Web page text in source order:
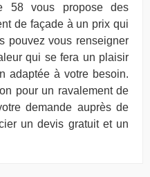
58 vous propose des
de façade à un prix qui
pouvez vous renseigner
qui se fera un plaisir
adaptée à votre besoin.
pour un ravalement de
demande auprès de
un devis gratuit et un